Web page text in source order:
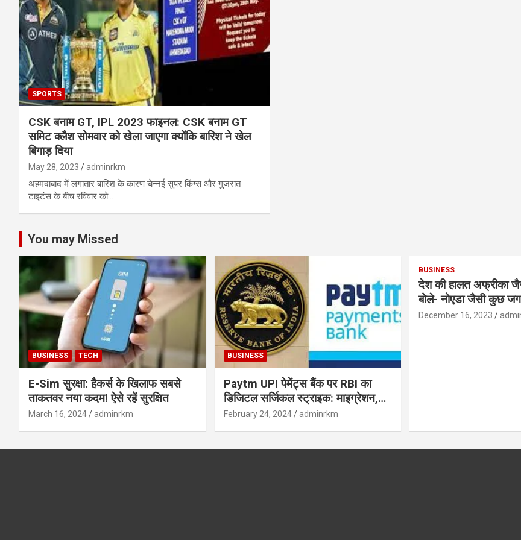
SPORTS
CSK बनाम GT, IPL 2023 फाइनल: CSK बनाम GT
समिट क्लैश सोमवार को खेला जाएगा क्योंकि बारिश ने खेल
बिगाड़ दिया
May 28, 2023 adminrkm
अहमदाबाद में लगातार बारिश के कारण चेन्नई सुपर किंग्स और गुजरात
टाइटंस के बीच रविवार को…
You may Missed
BUSINESS TECH
E-Sim सुरक्षा: हैकर्स के खिलाफ सबसे
ताकतवर नया कदम! ऐसे रहें सुरक्षित
March 16, 2024 adminrkm
BUSINESS
Paytm UPI पेमेंट्स बैंक पर RBI का
डिजिटल सर्जिकल स्ट्राइक: माइग्रेशन,
सुरक्षा और उपयोगकर्ताओं के लिए सलाह!
February 24, 2024 adminrkm
BUSINESS
देश की हालत अफ्रीका
बोले- नोएडा जैसी कुछ जगहों पर ही हुआ है
विकास : रघुराम राजन
December 16, 2023